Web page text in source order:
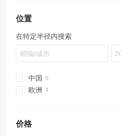
Komet
MDS
TWS
ZS
SP
TE
TG
位置
在特定半径内搜索
中国
欧洲
价格